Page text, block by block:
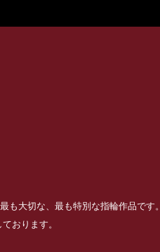
も大切な、最も特別な指輪作品です。
おります。